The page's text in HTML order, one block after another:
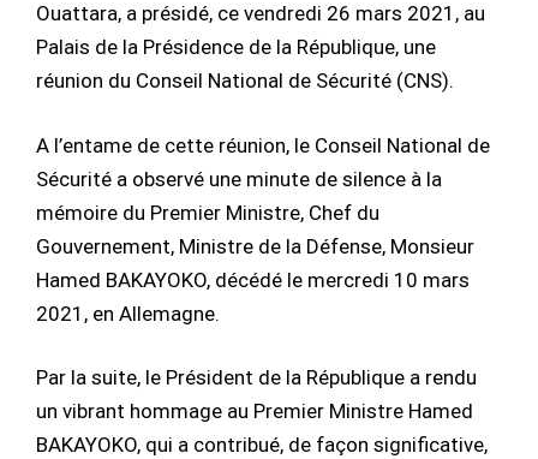
Ouattara, a présidé, ce vendredi 26 mars 2021, au
Palais de la Présidence de la République, une
réunion du Conseil National de Sécurité (CNS).
A l’entame de cette réunion, le Conseil National de
Sécurité a observé une minute de silence à la
mémoire du Premier Ministre, Chef du
Gouvernement, Ministre de la Défense, Monsieur
Hamed BAKAYOKO, décédé le mercredi 10 mars
2021, en Allemagne.
Par la suite, le Président de la République a rendu
un vibrant hommage au Premier Ministre Hamed
BAKAYOKO, qui a contribué, de façon significative,